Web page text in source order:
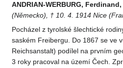
ANDRIAN-WERBURG, Ferdinand,
(Německo), † 10. 4. 1914 Nice
Pocházel z tyrolské šlechtické
saském Freibergu. Do 1867 se ve
Reichsanstalt) podílel na prvním
3 roky pracoval na území Čech.